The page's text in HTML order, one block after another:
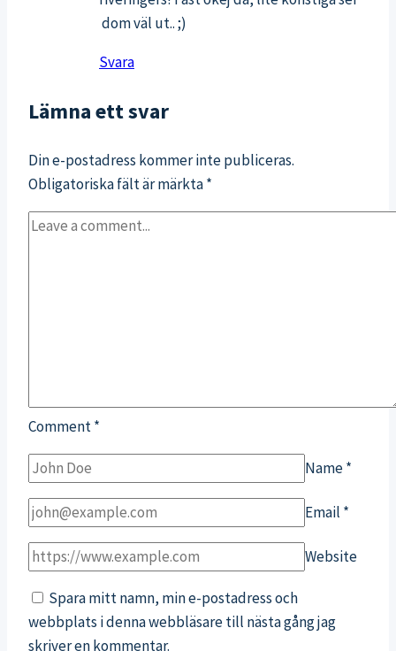
dom väl ut.. ;)
Svara
Lämna ett svar
Din e-postadress kommer inte publiceras.
Obligatoriska fält är märkta*
Comment*
Name*
Email *
Website
Spara mitt namn, min e-postadress och
webbplats i denna webbläsare till nästa gång jag
skriver en kommentar.